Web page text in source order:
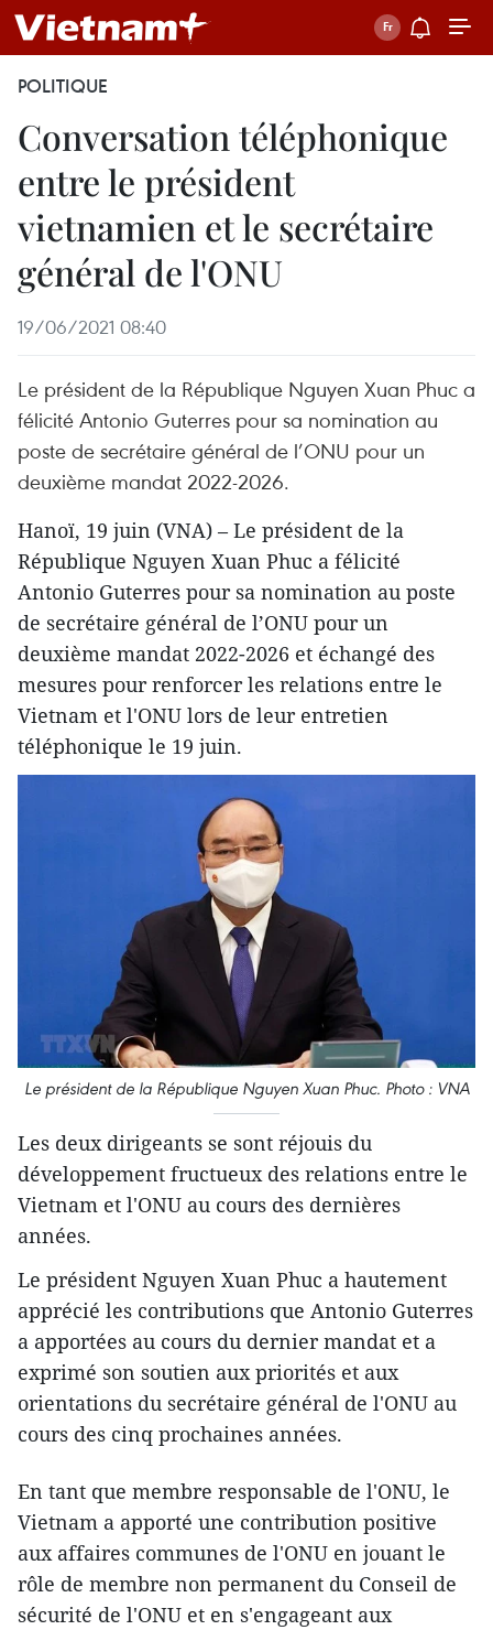
POLITIQUE
Conversation téléphonique
entre le président
vietnamien et le secrétaire
général de l'ONU
19/06/2021 08:40
Le président de la République Nguyen Xuan Phuc a
félicité Antonio Guterres pour sa nomination au
poste de secrétaire général de l’ONU pour un
deuxième mandat 2022-2026.
Hanoï, 19 juin (VNA) – Le président de la
République Nguyen Xuan Phuc a félicité
Antonio Guterres pour sa nomination au poste
de secrétaire général de l’ONU pour un
deuxième mandat 2022-2026 et échangé des
mesures pour renforcer les relations entre le
Vietnam et l'ONU lors de leur entretien
téléphonique le 19 juin.
Le président de la République Nguyen Xuan Phuc. Photo : VNA
Les deux dirigeants se sont réjouis du
développement fructueux des relations entre le
Vietnam et l'ONU au cours des dernières
années.
Le président Nguyen Xuan Phuc a hautement
apprécié les contributions que Antonio Guterres
a apportées au cours du dernier mandat et a
exprimé son soutien aux priorités et aux
orientations du secrétaire général de l'ONU au
cours des cinq prochaines années.
En tant que membre responsable de l'ONU, le
Vietnam a apporté une contribution positive
aux affaires communes de l'ONU en jouant le
rôle de membre non permanent du Conseil de
sécurité de l'ONU et en s'engageant aux